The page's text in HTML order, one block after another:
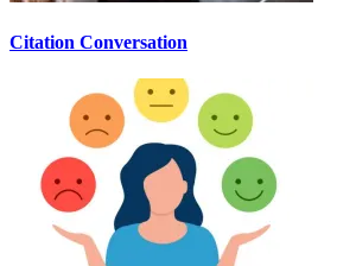
Citation Conversation